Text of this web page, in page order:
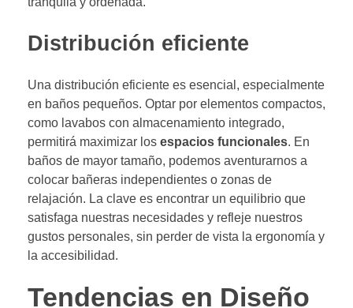
Distribución eficiente
Una distribución eficiente es esencial, especialmente
en baños pequeños. Optar por elementos compactos,
como lavabos con almacenamiento integrado,
permitirá maximizar los espacios funcionales. En
baños de mayor tamaño, podemos aventurarnos a
colocar bañeras independientes o zonas de
relajación. La clave es encontrar un equilibrio que
satisfaga nuestras necesidades y refleje nuestros
gustos personales, sin perder de vista la ergonomía y
la accesibilidad.
Tendencias en Diseño